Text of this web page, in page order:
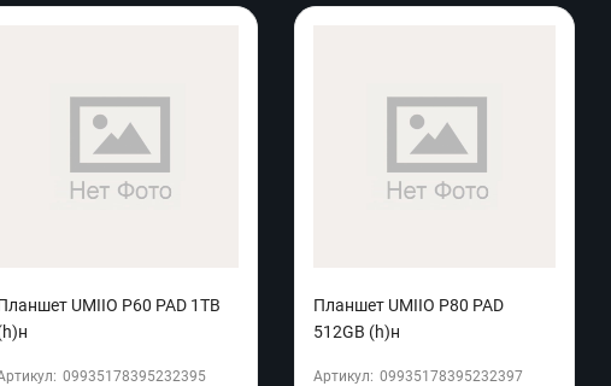
UMIIO P60 PAD 1TB
09935178395232395
Планшет UMIIO P80 PAD
512GB (h)н
Артикул: 09935178395232397